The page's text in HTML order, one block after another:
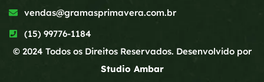
vendas@gramasprimavera.com.br
(15) 99776-1184
© 2024 Todos os Direitos Reservados. Desenvolvido por
Studio Ambar